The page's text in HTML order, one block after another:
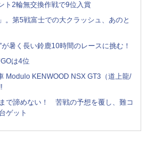
ト2輪無交換作戦で9位入賞
。第5戦富士での大クラッシュ、あのと
暑く長い鈴鹿10時間のレースに挑む！
は4位
Modulo KENWOOD NSX GT3（道上龍/
で諦めない！ 苦戦の予想を覆し、難コ
ゲット